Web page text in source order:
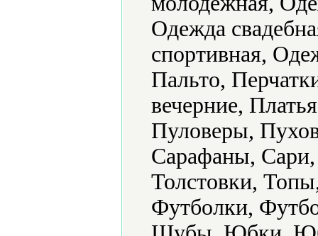
Одежда
спортивная,
Пальто,
вечерние,
Пуловеры,
Сарафаны, Сари,
Толстовки,
Футболки,